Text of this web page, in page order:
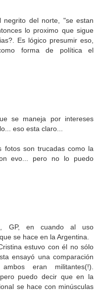
negrito del norte, "se estan
lo proximo que sigue
Es lógico presumir eso,
forma de política el
se maneja por intereses
eso esta claro...
fotos son trucadas como la
evo... pero no lo puedo
GP, en cuando al uso
se hace en la Argentina.
estuvo con él no sólo
ensayó una comparación
eran militantes(!).
puedo decir que en la
se hace con minúsculas